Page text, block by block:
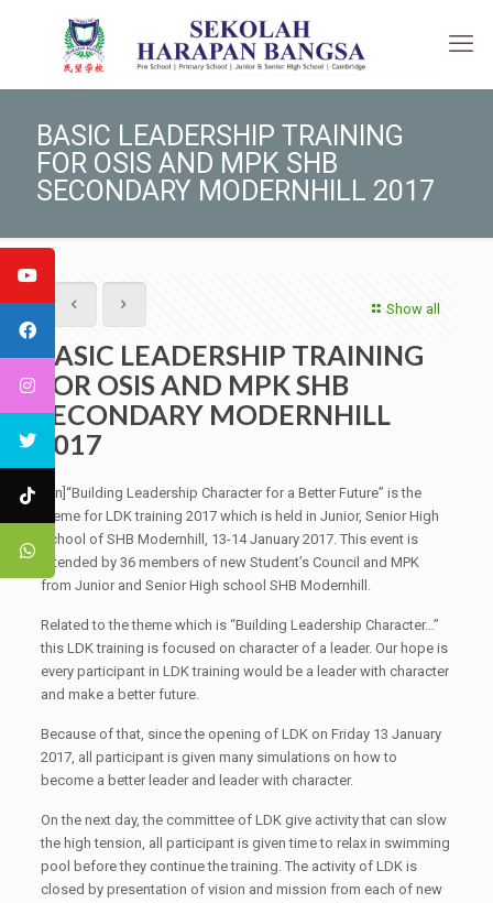
BASIC LEADERSHIP TRAINING
FOR OSIS AND MPK SHB
SECONDARY MODERNHILL 2017
Show all
BASIC LEADERSHIP TRAINING
FOR OSIS AND MPK SHB
SECONDARY MODERNHILL
2017
[:en]“Building Leadership Character for a Better Future” is the
theme for LDK training 2017 which is held in Junior, Senior High
School of SHB Modernhill, 13-14 January 2017. This event is
attended by 36 members of new Student’s Council and MPK
from Junior and Senior High school SHB Modernhill.
Related to the theme which is “Building Leadership Character…”
this LDK training is focused on character of a leader. Our hope is
every participant in LDK training would be a leader with character
and make a better future.
Because of that, since the opening of LDK on Friday 13 January
2017, all participant is given many simulations on how to
become a better leader and leader with character.
On the next day, the committee of LDK give activity that can slow
the high tension, all participant is given time to relax in swimming
pool before they continue the training. The activity of LDK is
closed by presentation of vision and mission from each of new